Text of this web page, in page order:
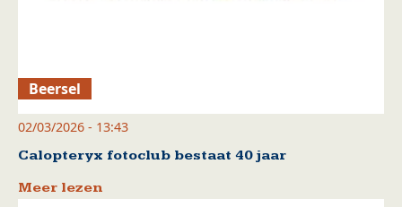
Beersel
02/03/2026 - 13:43
Calopteryx fotoclub bestaat 40 jaar
Meer lezen